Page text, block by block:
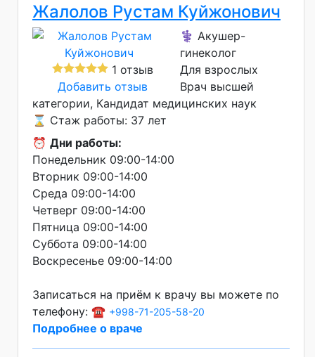
Жалолов Рустам Куйжонович
1 отзыв
Добавить отзыв
⚕️ Акушер-
гинеколог
Для взрослых
Врач высшей
категории Кандидат медицинских наук
⌛ Стаж работы: 37 лет
⏰ Дни работы:
Понедельник 09:00-14:00
Вторник 09:00-14:00
Среда 09:00-14:00
Четверг 09:00-14:00
Пятница 09:00-14:00
Суббота 09:00-14:00
Воскресенье 09:00-14:00
Записаться на приём к врачу вы можете по
телефону: ☎️ +998-71-205-58-20
Подробнее о враче